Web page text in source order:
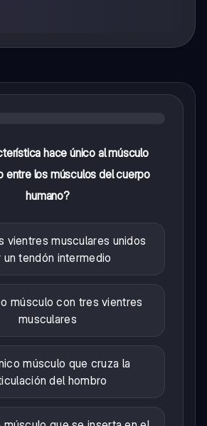
hace único al músculo
entre los músculos del cuerpo
humano?
vientres musculares unidos
un tendón intermedio
músculo con tres vientres
musculares
músculo que cruza la
del hombro